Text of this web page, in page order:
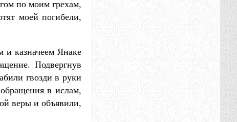
по моим грехам,
моей погибели,
и казначеем Янаке
Подвергнув
гвозди в руки
в ислам,
веры и объявили,